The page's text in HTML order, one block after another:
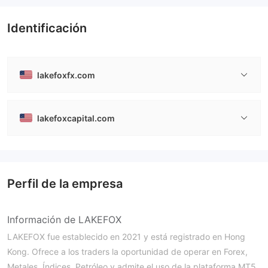
Licencia completa de MT4
Identificación
lakefoxfx.com
lakefoxcapital.com
Perfil de la empresa
Información de LAKEFOX
LAKEFOX fue establecido en 2021 y está registrado en Hong
Kong. Ofrece a los traders la oportunidad de operar en Forex,